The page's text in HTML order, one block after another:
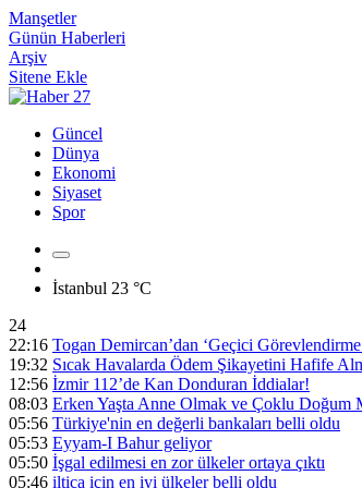
Manşetler
Günün Haberleri
Arşiv
Sitene Ekle
Güncel
Dünya
Ekonomi
Siyaset
Spor
İstanbul 23 °C
24
22:16 Togan Demircan’dan ‘Geçici
19:32 Sıcak Havalarda Ödem Şikayetini Hafife
12:56 İzmir 112’de Kan Donduran İddialar!
08:03 Erken Yaşta Anne Olmak ve Çoklu Doğum
05:56 Türkiye'nin en değerli bankaları belli oldu
05:53 Eyyam-I Bahur geliyor
05:50 İşgal edilmesi en zor ülkeler ortaya çıktı
05:46 iltica için en iyi ülkeler belli oldu